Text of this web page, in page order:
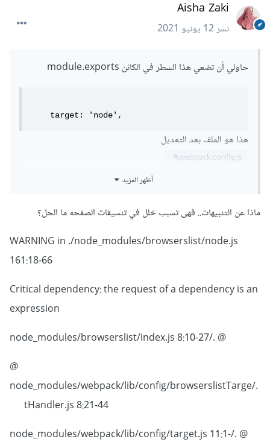
Aisha Zaki
نشر12 يونيو 2021
حاولي أن تضعي هذا السطر في الكائن module.exports
    target: 'node',
هذا هو الملف بعد التعديل
webpack.config.js
npm run build
أظهر المزيد
ماذا عن التنبيهات.. فهى تسبب خلل في تنسيقات الصفحه ما الحل؟
WARNING in ./node_modules/browserslist/node.js
161:18-66
Critical dependency: the request of a dependency is an
expression
@ ./node_modules/browserslist/index.js 8:10-27
@
./node_modules/webpack/lib/config/browserslistTarge
tHandler.js 8:21-44
@ ./node_modules/webpack/lib/config/target.js 11:1-